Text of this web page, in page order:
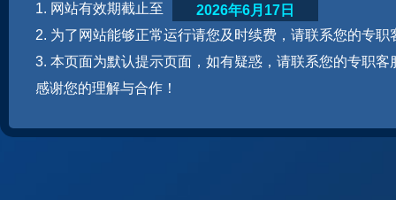
1. 网站有效期截止至
2. 为了网站能够正常运行请您及时续费，请联系您的专职
3. 本页面为默认提示页面，如有疑惑，请联系您的专职客
感谢您的理解与合作！
2026年6月17日